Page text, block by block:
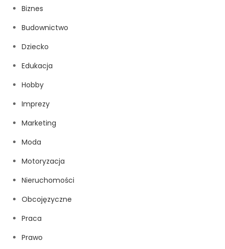
Biznes
Budownictwo
Dziecko
Edukacja
Hobby
Imprezy
Marketing
Moda
Motoryzacja
Nieruchomości
Obcojęzyczne
Praca
Prawo